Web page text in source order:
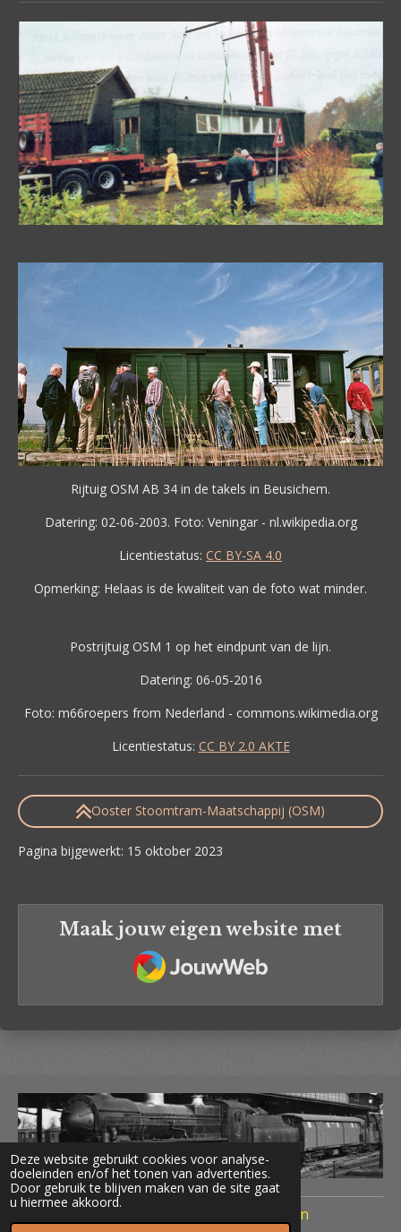
Deze website gebruikt cookies voor analyse-
doeleinden en/of het tonen van advertenties.
Door gebruik te blijven maken van de site gaat
u hiermee akkoord.
Rijtuig OSM AB 34 in de takels in Beusichem.
Datering: 02-06-2003. Foto: Veningar - nl.wikipedia.org
Licentiestatus: CC BY-SA 4.0
Opmerking: Helaas is de kwaliteit van de foto wat minder.
Postrijtuig OSM 1 op het eindpunt van de lijn.
Datering: 06-05-2016
Foto: m66roepers from Nederland - commons.wikimedia.org
Licentiestatus: CC BY 2.0 AKTE
Ooster Stoomtram-Maatschappij (OSM)
Pagina bijgewerkt: 15 oktober 2023
Maak jouw eigen website met
JouwWeb
© 2020 Treinen Nederland Terug naar Toen